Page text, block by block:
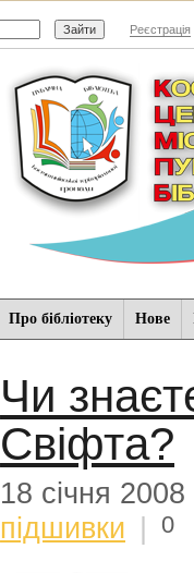
Реєстрація
Про бібліотеку Нове
Чи
Свіфта?
18 січня 2008
підшивки
0